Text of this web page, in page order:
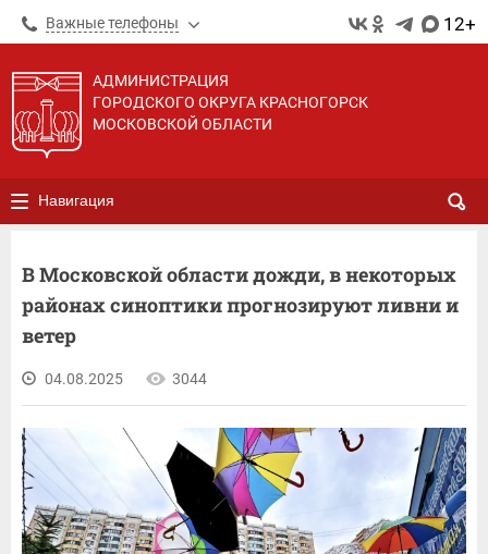
Важные телефоны 12+
АДМИНИСТРАЦИЯ
ГОРОДСКОГО ОКРУГА КРАСНОГОРСК
МОСКОВСКОЙ ОБЛАСТИ
Навигация
В Московской области дожди, в некоторых
районах синоптики прогнозируют ливни и
ветер
04.08.2025 3044